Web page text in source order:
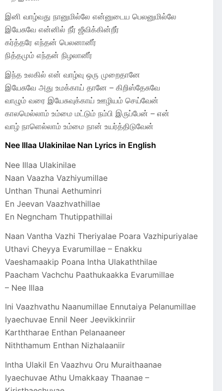
இனி வாழ்வது நானுமில்லே என்னுடைய பெலனுமில்லே
இயேசுவே என்னில் நீர் ஜீவிக்கின்றீர்
கர்த்தரே எந்தன் பெலனானீர்
நித்தமும் எந்தன் நிழலானீர்
இந்த உலகில் என் வாழ்வு ஒரு முறைதானே
இயேசுவே அது உமக்காய் தானே – கிறிஸ்தேசுவே
வாழும் வரை இயேசுவுக்காய் ஊழியம் செய்வேன்
காலமெல்லாம் உம்மை மட்டும் நம்பி இருப்பேன் – என்
வாழ் நாளெல்லாம் உம்மை நான் உயர்த்திடுவேன்
Nee Illaa Ulakinilae Nan Lyrics in English
Nee Illaa Ulakinilae
Naan Vaazha Vazhiyumillae
Unthan Thunai Aethuminri
En Jeevan Vaazhvathillae
En Negncham Thutippathillai
Naan Vantha Vazhi Theriyalae Poara Vazhipuriyalae
Uthavi Cheyya Evarumillae – Enakku
Vaeshamaakip Poana Intha Ulakaththilae
Paacham Vachchu Paathukaakka Evarumillae
– Nee Illaa
Ini Vaazhvathu Naanumillae Ennutaiya Pelanumillae
Iyaechuvae Ennil Neer Jeevikkinriir
Karththarae Enthan Pelanaaneer
Niththamum Enthan Nizhalaaniir
Intha Ulakil En Vaazhvu Oru Muraithaanae
Iyaechuvae Athu Umakkaay Thaanae –